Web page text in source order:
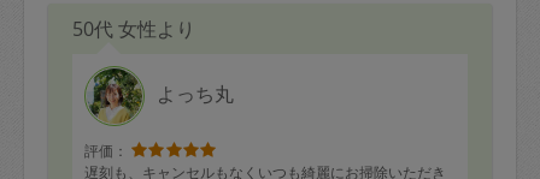
50代 女性より
よっち丸
評価：
遅刻も、キャンセルもなくいつも綺麗にお掃除いただき